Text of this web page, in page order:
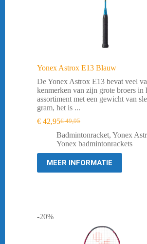
Yonex Astrox E13 Blauw
De Yonex Astrox E13 bevat veel
kenmerken van zijn grote broers in
assortiment met een gewicht van
gram, het is ...
€49,95
Oorspronkelijke
prijs
was:
€ 42,95Huidige
prijs
is:
Badmintonracket, Yonex
Yonex badmintonrackets
MEER INFORMATIE
-20%